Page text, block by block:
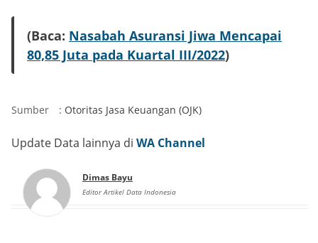
(Baca: Nasabah Asuransi Jiwa Mencapai
80,85 Juta pada Kuartal III/2022)
Sumber : Otoritas Jasa Keuangan (OJK)
Update Data lainnya di WA Channel
Dimas Bayu
Editor Artikel Data Indonesia